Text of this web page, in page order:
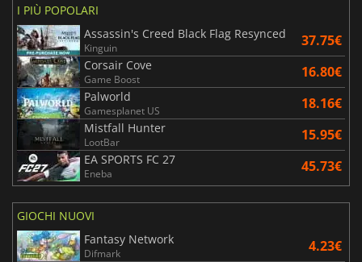
I PIÙ POPOLARI
Assassin's Creed Black Flag Resynced
Kinguin 37.75€
Corsair Cove
Game Boost 16.80€
Palworld
Gamesplanet US 18.16€
Mistfall Hunter
LootBar 15.95€
EA SPORTS FC 27
Eneba 45.73€
GIOCHI NUOVI
Fantasy Network
Difmark 4.23€